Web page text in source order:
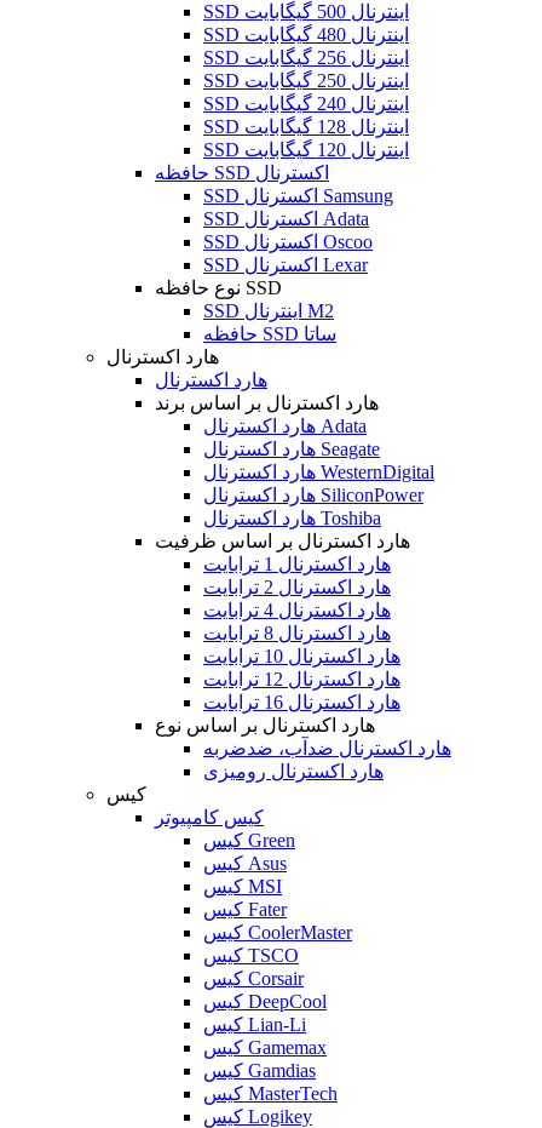
SSD اینترنال 500 گیگابایت
SSD اینترنال 480 گیگابایت
SSD اینترنال 256 گیگابایت
SSD اینترنال 250 گیگابایت
SSD اینترنال 240 گیگابایت
SSD اینترنال 128 گیگابایت
SSD اینترنال 120 گیگابایت
حافظه SSD اکسترنال
SSD اکسترنال Samsung
SSD اکسترنال Adata
SSD اکسترنال Oscoo
SSD اکسترنال Lexar
نوع حافظه SSD
SSD اینترنال M2
حافظه SSD ساتا
هارد اکسترنال
هارد اکسترنال
هارد اکسترنال بر اساس برند
هارد اکسترنال Adata
هارد اکسترنال Seagate
هارد اکسترنال WesternDigital
هارد اکسترنال SiliconPower
هارد اکسترنال Toshiba
هارد اکسترنال بر اساس ظرفیت
هارد اکسترنال 1 ترابایت
هارد اکسترنال 2 ترابایت
هارد اکسترنال 4 ترابایت
هارد اکسترنال 8 ترابایت
هارد اکسترنال 10 ترابایت
هارد اکسترنال 12 ترابایت
هارد اکسترنال 16 ترابایت
هارد اکسترنال بر اساس نوع
هارد اکسترنال ضدآب، ضدضربه
هارد اکسترنال رومیزی
کیس
کیس کامپیوتر
کیس Green
کیس Asus
کیس MSI
کیس Fater
کیس CoolerMaster
کیس TSCO
کیس Corsair
کیس DeepCool
کیس Lian-Li
کیس Gamemax
کیس Gamdias
کیس MasterTech
کیس Logikey